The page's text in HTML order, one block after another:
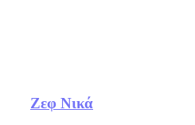
Ζεφ Νικά